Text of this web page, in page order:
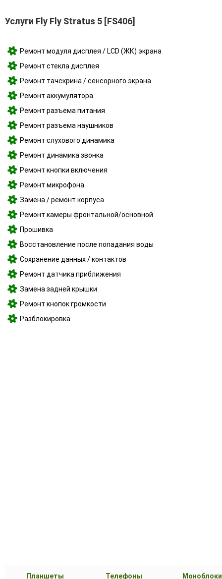
Услуги Fly Fly Stratus 5 [FS406]
Ремонт модуля дисплея / LCD (ЖК) экрана
Ремонт стекла дисплея
Ремонт тачскрина / сенсорного экрана
Ремонт аккумулятора
Ремонт разъема питания
Ремонт разъема наушников
Ремонт слухового динамика
Ремонт динамика звонка
Ремонт кнопки включения
Ремонт микрофона
Замена / ремонт корпуса
Ремонт камеры фронтальной/основной
Прошивка
Восстановление после попадания воды
Сохранение данных / контактов
Ремонт датчика приближения
Замена задней крышки
Ремонт кнопок громкости
Разблокировка
Планшеты Телефоны
Моноблоки